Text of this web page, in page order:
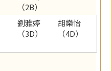
（2B）
劉雅婷
（3D）
胡樂怡
（4D）